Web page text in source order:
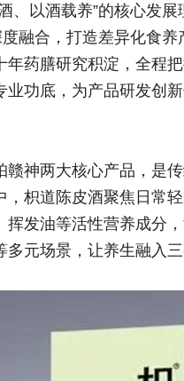
、以酒载养”的核心发
融合，打造差异化食
药膳研究积淀，全程
功底，为产品研发创
神两大核心产品，是
枳道陈皮酒聚焦日常
发油等活性营养成分
元场景，让养生融入